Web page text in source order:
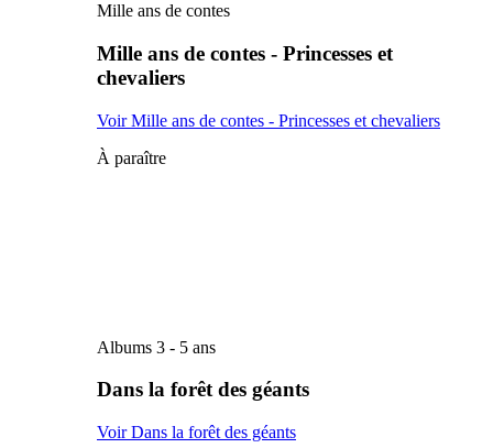
Mille ans de contes
Mille ans de contes - Princesses et
chevaliers
Voir Mille ans de contes - Princesses et chevaliers
À paraître
Albums 3 - 5 ans
Dans la forêt des géants
Voir Dans la forêt des géants